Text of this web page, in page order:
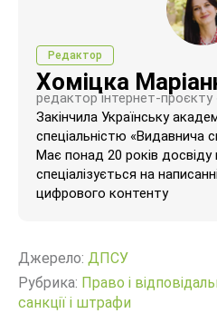
Редактор
Хоміцка
редактор інтернет-
Закінчила Українську
спеціальністю «Видавнича
Має понад 20 років досвіду
спеціалізується на
цифрового контенту
Джерело: ДПСУ
Рубрика: Право і
санкції і штрафи